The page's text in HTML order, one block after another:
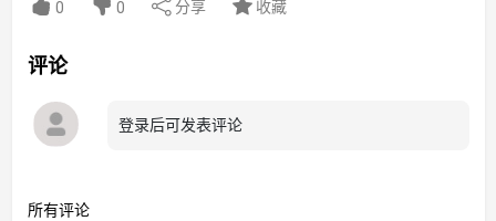
0 0 分享 收藏
评论
登录后可发表评论
所有评论